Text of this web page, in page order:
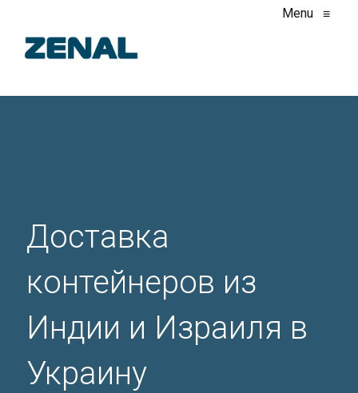
Menu ≡
Доставка
контейнеров из
Индии и Израиля в
Украину